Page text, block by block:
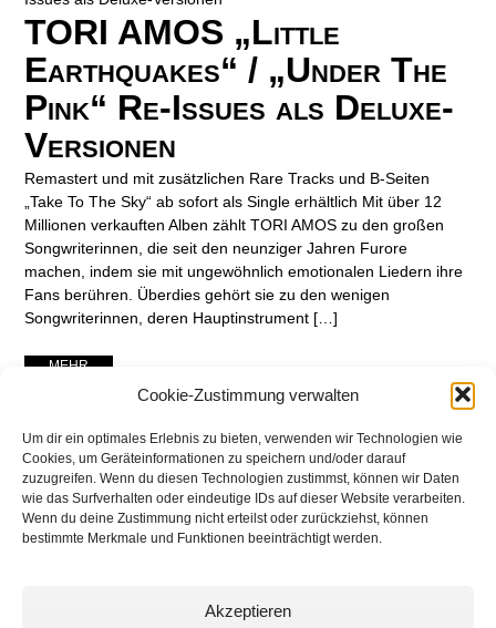
Cookie-Zustimmung verwalten
Um dir ein optimales Erlebnis zu bieten, verwenden wir Technologien wie
Cookies, um Geräteinformationen zu speichern und/oder darauf
zuzugreifen. Wenn du diesen Technologien zustimmst, können wir Daten
wie das Surfverhalten oder eindeutige IDs auf dieser Website verarbeiten.
Wenn du deine Zustimmung nicht erteilst oder zurückziehst, können
bestimmte Merkmale und Funktionen beeinträchtigt werden.
Akzeptieren
TORI AMOS „Little
Earthquakes“ / „Under The
Pink“ Re-Issues als Deluxe-
Versionen
Remastert und mit zusätzlichen Rare Tracks und B-Seiten
„Take To The Sky“ ab sofort als Single erhältlich Mit über 12
Millionen verkauften Alben zählt TORI AMOS zu den großen
Songwriterinnen, die seit den neunziger Jahren Furore
machen, indem sie mit ungewöhnlich emotionalen Liedern ihre
Fans berühren. Überdies gehört sie zu den wenigen
Songwriterinnen, deren Hauptinstrument […]
... MEHR ...